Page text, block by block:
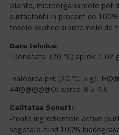
plante, microorganismele pot
surfactantii in procent de 100%.
fosele septice si sistemele de
Date tehnice:
-Densitate: (20 °C) aprox. 1.02
-valoarea pH: (20 °C, 5 g/l
44@@@@@O) aprox. 8.5-9.5
Calitatea Sonett:
-toate ingredientele active
vegetale, fiind 100%